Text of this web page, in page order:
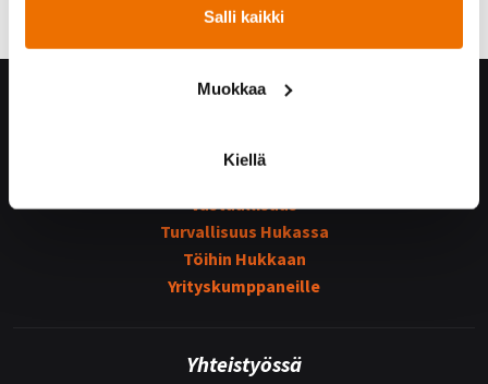
Salli kaikki
Muokkaa
Kiellä
Yhteystiedot
Vastuullisuus
Turvallisuus Hukassa
Töihin Hukkaan
Yrityskumppaneille
Yhteistyössä